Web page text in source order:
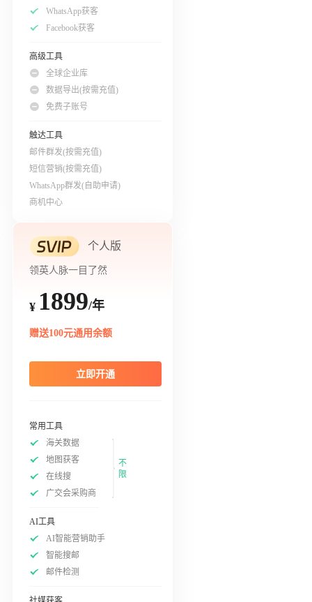
WhatsApp获客
Facebook获客
高级工具
全球企业库
数据导出(按需充值)
免费子账号
触达工具
邮件群发(按需充值)
短信营销(按需充值)
WhatsApp群发(自助申请)
商机中心
个人版
领英人脉一目了然
¥ 1899/年
赠送100元通用余额
立即开通
常用工具
海关数据
地图获客
在线搜
广交会采购商
不
限
AI工具
AI智能营销助手
智能搜邮
邮件检测